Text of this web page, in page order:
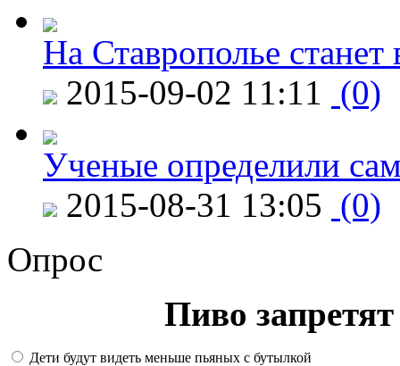
На Ставрополье
2015-09-02 11:11 (0)
Ученые определили
2015-08-31 13:05 (0)
Опрос
Пиво
Дети будут видеть меньше пьяных с бутылкой